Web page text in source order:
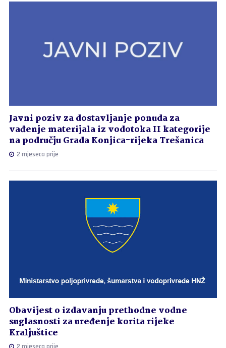
Javni poziv za dostavljanje ponuda za
vađenje materijala iz vodotoka II kategorije
na području Grada Konjica-rijeka Trešanica
2 mjeseca prije
Obavijest o izdavanju prethodne vodne
suglasnosti za uređenje korita rijeke
Kraljuštice